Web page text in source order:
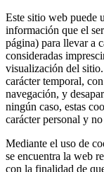
Este sitio web puede
información que el
página) para llevar a
consideradas
visualización del
carácter temporal,
navegación, y
ningún caso, estas
carácter personal y
Mediante el uso de
se encuentra la web
con la finalidad de